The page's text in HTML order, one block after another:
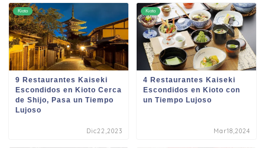
Kioto
9 Restaurantes Kaiseki
Escondidos en Kioto Cerca
de Shijo, Pasa un Tiempo
Lujoso
Dic22,2023
Kioto
4 Restaurantes Kaiseki
Escondidos en Kioto con
un Tiempo Lujoso
Mar18,2024